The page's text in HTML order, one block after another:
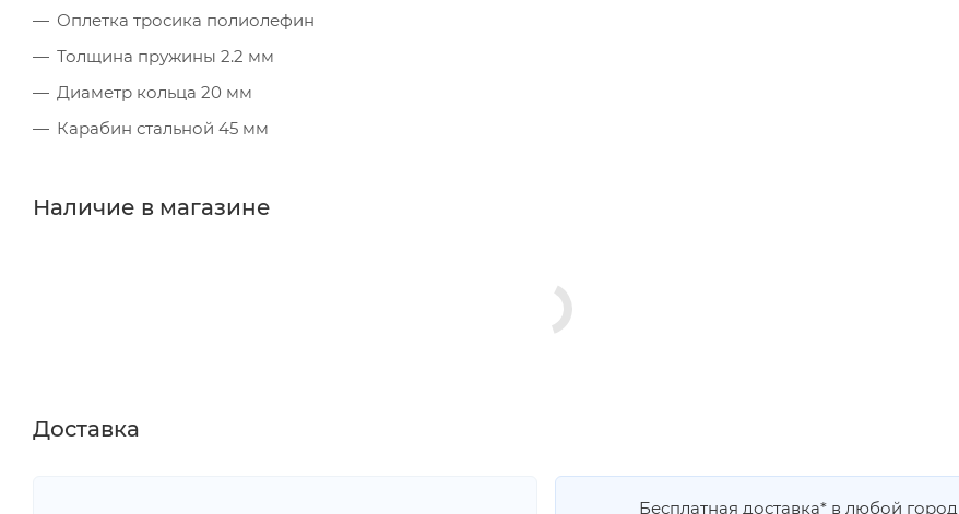
Оплетка тросика полиолефин
Толщина пружины 2.2 мм
Диаметр кольца 20 мм
Карабин стальной 45 мм
Наличие в магазине
Доставка
Бесплатная доставка* в любой город